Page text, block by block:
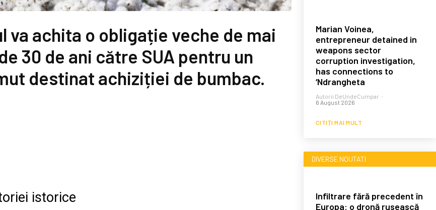
va achita o obligație veche de mai
30 de ani către SUA pentru un
destinat achiziției de bumbac.
istorice
Marian Voinea,
entrepreneur detained in
weapons sector
corruption investigation,
has connections to
‘Ndrangheta
Autorii DeUndeCumpar -
6 August 2026
CITIȚI MAI MULT
DIVERSE NOUTATI
Infiltrare fără precedent în
Europa: o dronă rusească